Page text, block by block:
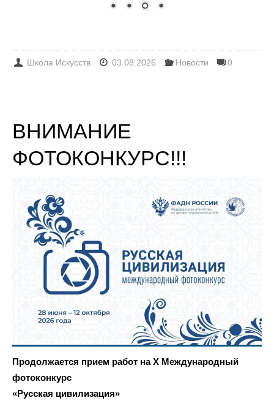
Школа Искусств 03.08.2026 Новости 0
ВНИМАНИЕ
ФОТОКОНКУРС!!!
Продолжается прием работ на Х Международный
фотоконкурс
«Русская цивилизация»